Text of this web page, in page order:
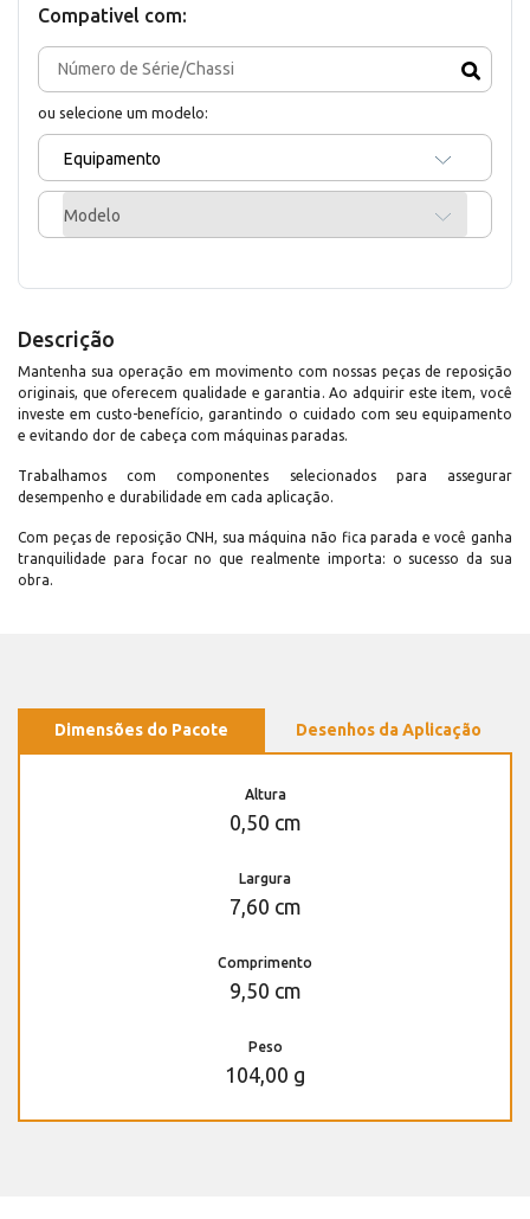
Compativel com:
ou selecione um modelo:
Equipamento
Modelo
Descrição
Mantenha sua operação em movimento com nossas peças de reposição
originais, que oferecem qualidade e garantia. Ao adquirir este item, você
investe em custo-benefício, garantindo o cuidado com seu equipamento
e evitando dor de cabeça com máquinas paradas.
Trabalhamos com componentes selecionados para assegurar
desempenho e durabilidade em cada aplicação.
Com peças de reposição CNH, sua máquina não fica parada e você ganha
tranquilidade para focar no que realmente importa: o sucesso da sua
obra.
Dimensões do Pacote Desenhos da Aplicação
Altura
0,50 cm
Largura
7,60 cm
Comprimento
9,50 cm
Peso
104,00 g